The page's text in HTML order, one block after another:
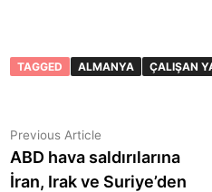
TAGGED ALMANYA ÇALIŞAN
Yazı
gezinmesi
Previous Article
article:
ABD hava saldırılarına
İran, Irak ve Suriye’den